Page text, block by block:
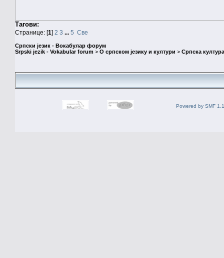
Тагови:
Странице: [1] 2 3 ... 5 Све
Српски језик - Вокабулар форум
Srpski jezik - Vokabular forum > О српском језику и култури > Српска
Powered by SMF